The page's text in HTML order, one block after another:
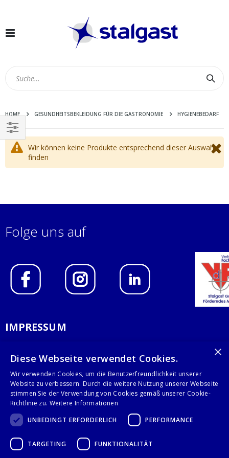
Navigation
HOME GESUNDHEITSBEKLEIDUNG FÜR DIE GASTRONOMIE HYGIENEBEDARF
Wir können keine Produkte entsprechend dieser Auswahl
finden
EINKAUFEN
NACH
Folge uns auf
IMPRESSUM
AGB
KONTAKT
Stalgast GmbH
28359 Bremen
×
Diese Webseite verwendet Cookies.
Wir verwenden Cookies, um die Benutzerfreundlichkeit unserer
Website zu verbessern. Durch die weitere Nutzung unserer Webseite
stimmen Sie der Verwendung von Cookies gemäß unserer Cookie-
Richtlinie zu. Weitere Informationen
UNBEDINGT ERFORDERLICH
PERFORMANCE
TARGETING FUNKTIONALITÄT